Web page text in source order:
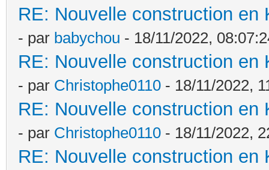
RE: Nouvelle construction
- par babychou - 18/11/2022,
RE: Nouvelle construction
- par Christophe0110 - 18/11/2022,
RE: Nouvelle construction
- par Christophe0110 - 18/11/2022,
RE: Nouvelle construction